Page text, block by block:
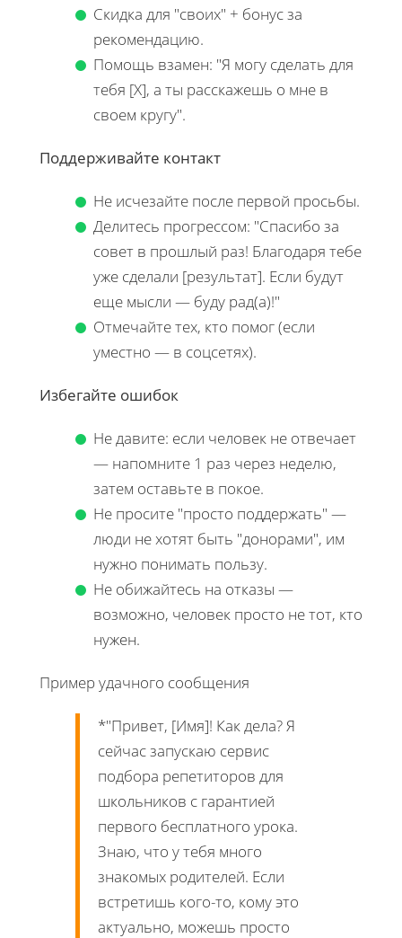
Скидка для "своих" + бонус за
рекомендацию.
Помощь взамен: "Я могу сделать для
тебя [X], а ты расскажешь о мне в
своем кругу".
Поддерживайте контакт
Не исчезайте после первой просьбы.
Делитесь прогрессом: "Спасибо за
совет в прошлый раз! Благодаря тебе
уже сделали [результат]. Если будут
еще мысли — буду рад(а)!"
Отмечайте тех, кто помог (если
уместно — в соцсетях).
Избегайте ошибок
Не давите: если человек не отвечает
— напомните 1 раз через неделю,
затем оставьте в покое.
Не просите "просто поддержать" —
люди не хотят быть "донорами", им
нужно понимать пользу.
Не обижайтесь на отказы —
возможно, человек просто не тот, кто
нужен.
Пример удачного сообщения
*"Привет, [Имя]! Как дела? Я
сейчас запускаю сервис
подбора репетиторов для
школьников с гарантией
первого бесплатного урока.
Знаю, что у тебя много
знакомых родителей. Если
встретишь кого-то, кому это
актуально, можешь просто